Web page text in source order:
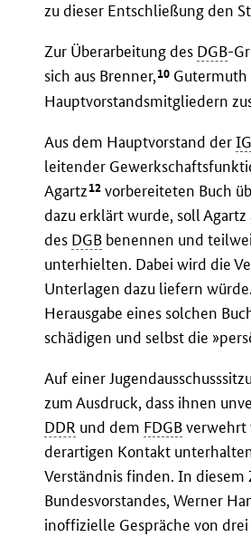
zu dieser Entschließung den
Zur Überarbeitung des DGB-
sich aus Brenner,10 Gutermuth
Hauptvorstandsmitgliedern
Aus dem Hauptvorstand derIG
leitender
Agartz12 vorbereiteten Buch
dazu erklärt wurde, soll
des DGB benennen und
unterhielten. Dabei wird die
Unterlagen dazu liefern
Herausgabe eines solchen
schädigen und selbst die
Auf einer
zum Ausdruck, dass ihnen
DDR und dem FDGBverwehrt
derartigen Kontakt
Verständnis finden. In
Bundesvorstandes, Werner
inoffizielle Gespräche von